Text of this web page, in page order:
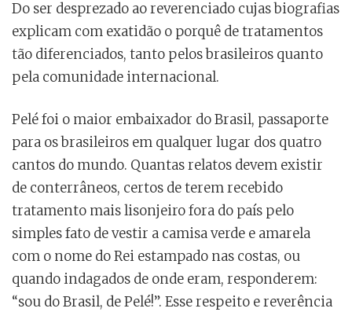
Do ser desprezado ao reverenciado cujas biografias
explicam com exatidão o porquê de tratamentos
tão diferenciados, tanto pelos brasileiros quanto
pela comunidade internacional.
Pelé foi o maior embaixador do Brasil, passaporte
para os brasileiros em qualquer lugar dos quatro
cantos do mundo. Quantas relatos devem existir
de conterrâneos, certos de terem recebido
tratamento mais lisonjeiro fora do país pelo
simples fato de vestir a camisa verde e amarela
com o nome do Rei estampado nas costas, ou
quando indagados de onde eram, responderem:
“sou do Brasil, de Pelé!”. Esse respeito e reverência